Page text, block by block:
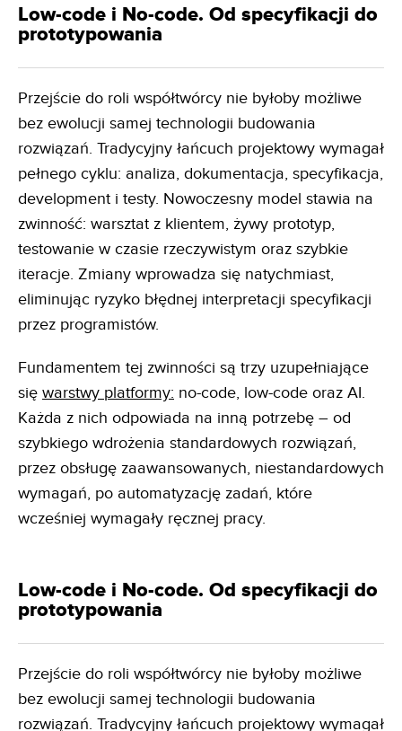
Low-code i No-code. Od specyfikacji do
prototypowania
Przejście do roli współtwórcy nie byłoby możliwe
bez ewolucji samej technologii budowania
rozwiązań. Tradycyjny łańcuch projektowy wymagał
pełnego cyklu: analiza, dokumentacja, specyfikacja,
development i testy. Nowoczesny model stawia na
zwinność: warsztat z klientem, żywy prototyp,
testowanie w czasie rzeczywistym oraz szybkie
iteracje. Zmiany wprowadza się natychmiast,
eliminując ryzyko błędnej interpretacji specyfikacji
przez programistów.
Fundamentem tej zwinności są trzy uzupełniające
się warstwy platformy: no-code, low-code oraz AI.
Każda z nich odpowiada na inną potrzebę – od
szybkiego wdrożenia standardowych rozwiązań,
przez obsługę zaawansowanych, niestandardowych
wymagań, po automatyzację zadań, które
wcześniej wymagały ręcznej pracy.
Low-code i No-code. Od specyfikacji do
prototypowania
Przejście do roli współtwórcy nie byłoby możliwe
bez ewolucji samej technologii budowania
rozwiązań. Tradycyjny łańcuch projektowy wymagał